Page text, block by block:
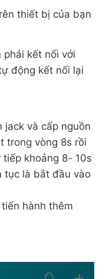
thiết bị của bạn
kết nối với
động kết nối lại
jack và cấp nguồn
trong vòng 8s rồi
khoảng 8- 10s
tục là bắt đầu vào
hành thêm